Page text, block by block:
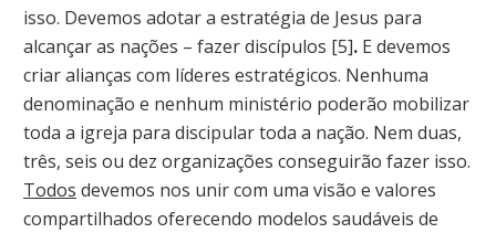
isso. Devemos adotar a estratégia de Jesus para
alcançar as nações – fazer discípulos [5]. E devemos
criar alianças com líderes estratégicos. Nenhuma
denominação e nenhum ministério poderão mobilizar
toda a igreja para discipular toda a nação. Nem duas,
três, seis ou dez organizações conseguirão fazer isso.
Todos devemos nos unir com uma visão e valores
compartilhados oferecendo modelos saudáveis de